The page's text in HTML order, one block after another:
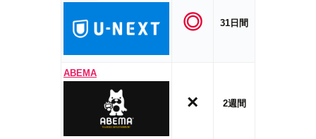
◎ 31日間
ABEMA
× 2週間